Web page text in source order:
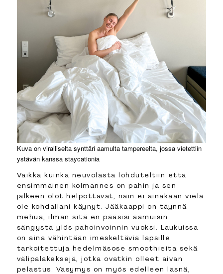
Kuva on viralliselta synttäri aamulta tampereelta, jossa vietettiin
ystävän kanssa staycationia
Vaikka kuinka neuvolasta lohduteltiin että
ensimmäinen kolmannes on pahin ja sen
jälkeen olot helpottavat, näin ei ainakaan vielä
ole kohdallani käynyt. Jääkaappi on täynnä
mehua, ilman sitä en pääsisi aamuisin
sängystä ylös pahoinvoinnin vuoksi. Laukuissa
on aina vähintään imeskeltäviä lapsille
tarkoitettuja hedelmäsose smoothieita sekä
välipalakeksejä, jotka ovatkin olleet aivan
pelastus. Väsymys on myös edelleen läsnä,